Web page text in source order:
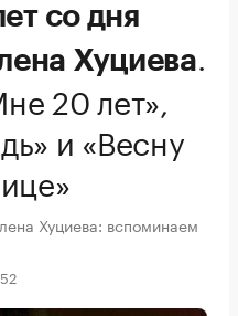
со дня
Хуциева.
20 лет»,
и «Весну
Хуциева: вспоминаем